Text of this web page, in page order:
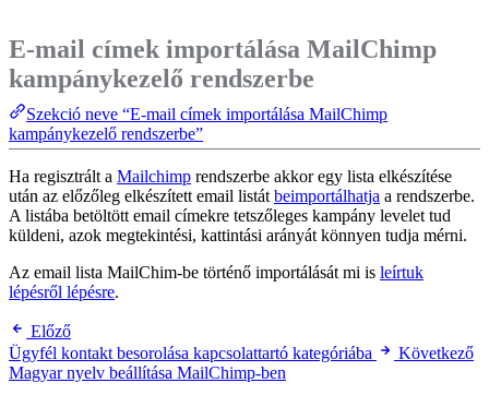
E-mail címek importálása MailChimp
kampánykezelő rendszerbe
Szekció neve “E-mail címek importálása MailChimp
kampánykezelő rendszerbe”
Ha regisztrált a Mailchimp rendszerbe akkor egy lista elkészítése
után az előzőleg elkészített email listát beimportálhatja a rendszerbe.
A listába betöltött email címekre tetszőleges kampány levelet tud
küldeni, azok megtekintési, kattintási arányát könnyen tudja mérni.
Az email lista MailChim-be történő importálását mi is leírtuk
lépésről lépésre.
Előző
Ügyfél kontakt besorolása kapcsolattartó kategóriába
Következő
Magyar nyelv beállítása MailChimp-ben